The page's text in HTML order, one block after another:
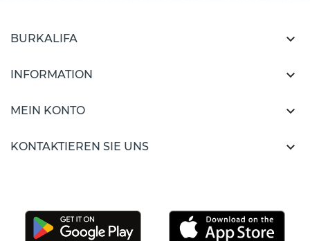
BURKALIFA 
INFORMATION 
MEIN KONTO 
KONTAKTIEREN SIE UNS 